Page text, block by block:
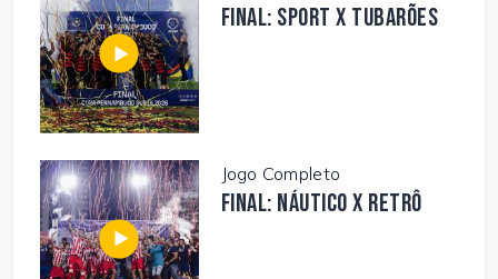
FINAL: SPORT X TUBARÕES
Jogo Completo
FINAL: NÁUTICO X RETRÔ